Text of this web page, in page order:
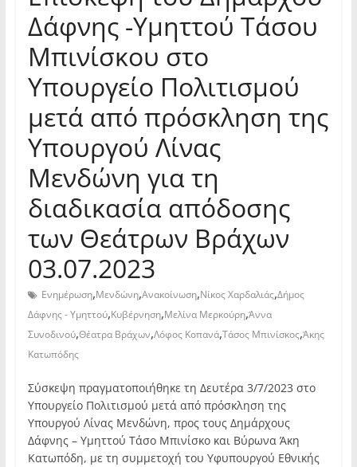
Δάφνης -Υμηττού Τάσου
Μπινίσκου στο
Υπουργείο Πολιτισμού
μετά από πρόσκληση της
Υπουργού Λίνας
Μενδώνη για τη
διαδικασία απόδοσης
των Θεάτρων Βράχων
03.07.2023
Ενημέρωση,Μενδώνη,Ανακοίνωση,Νίκος Χαρδαλιάς,Δήμος
Δάφνης - Υμηττού,Κυβέρνηση,Μελίνα Μερκούρη,Άννα
Συνοδινού,Θέατρα Βράχων,Λόφος Κοπανά,Τάσος Μπινίσκος,Άκης
Κατωπόδης
Σύσκεψη πραγματοποιήθηκε τη Δευτέρα 3/7/2023 στο
Υπουργείο Πολιτισμού μετά από πρόσκληση της
Υπουργού Λίνας Μενδώνη, προς τους Δημάρχους
Δάφνης – Υμηττού Τάσο Μπινίσκο και Βύρωνα Άκη
Κατωπόδη, με τη συμμετοχή του Υφυπουργού Εθνικής